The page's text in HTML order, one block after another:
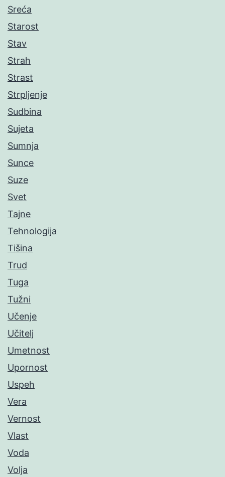
Sreća
Starost
Stav
Strah
Strast
Strpljenje
Sudbina
Sujeta
Sumnja
Sunce
Suze
Svet
Tajne
Tehnologija
Tišina
Trud
Tuga
Tužni
Učenje
Učitelj
Umetnost
Upornost
Uspeh
Vera
Vernost
Vlast
Voda
Volja